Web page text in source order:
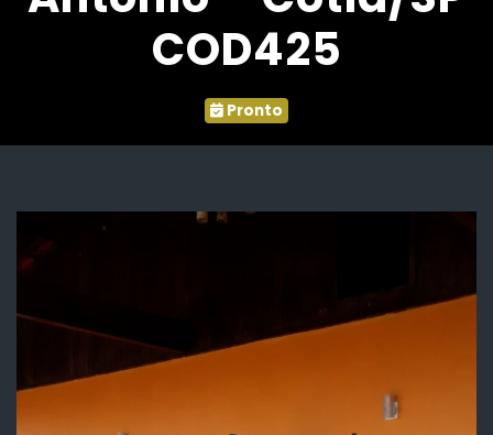
COD425
Pronto